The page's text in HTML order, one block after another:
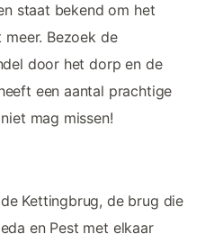
staat bekend om het
Bezoek de
door het dorp en de
een aantal prachtige
mag missen!
Kettingbrug, de brug die
en Pest met elkaar